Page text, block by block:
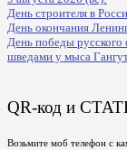
День строителя в
День окончания
День победы
шведами у мыса
QR-код и
Возьмите моб телефон с